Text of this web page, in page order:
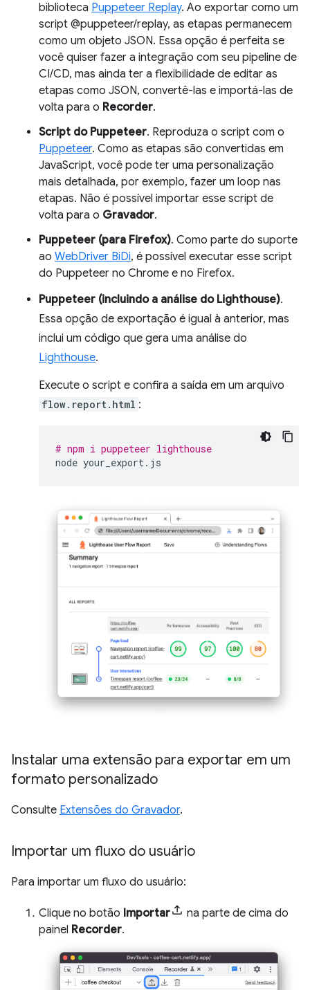
biblioteca Puppeteer Replay. Ao exportar como um
script @puppeteer/replay, as etapas permanecem
como um objeto JSON. Essa opção é perfeita se
você quiser fazer a integração com seu pipeline de
CI/CD, mas ainda ter a flexibilidade de editar as
etapas como JSON, convertê-las e importá-las de
volta para o Recorder.
Script do Puppeteer. Reproduza o script com o
Puppeteer. Como as etapas são convertidas em
JavaScript, você pode ter uma personalização
mais detalhada, por exemplo, fazer um loop nas
etapas. Não é possível importar esse script de
volta para o Gravador.
Puppeteer (para Firefox). Como parte do suporte
ao WebDriver BiDi, é possível executar esse script
do Puppeteer no Chrome e no Firefox.
Puppeteer (incluindo a análise do Lighthouse).
Essa opção de exportação é igual à anterior, mas
inclui um código que gera uma análise do
Lighthouse.
Execute o script e confira a saída em um arquivo
flow.report.html :
# npm i puppeteer lighthouse
node
Instalar uma extensão para exportar em um
formato personalizado
Consulte Extensões do Gravador.
Importar um fluxo do usuário
Para importar um fluxo do usuário:
Clique no botão Importar
na parte de cima do
painel Recorder.